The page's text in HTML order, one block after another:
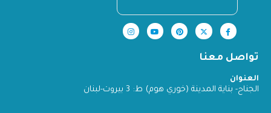
تواصل معنا
العنوان
الجناح- بناية المدينة (خوري هوم) ط: 3 بيروت-لبنان